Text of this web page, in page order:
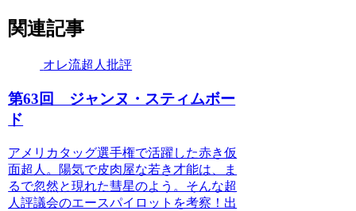
関連記事
オレ流超人批評
第63回 ジャンヌ・スティムボー
ド
アメリカタッグ選手権で活躍した赤き仮
面超人。陽気で皮肉屋な若き才能は、ま
るで忽然と現れた彗星のよう。そんな超
人評議会のエースパイロットを考察！出